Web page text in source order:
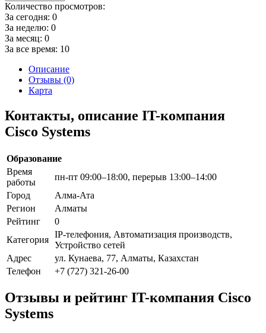
Количество просмотров:
За сегодня: 0
За неделю: 0
За месяц: 0
За все время: 10
Описание
Отзывы (0)
Карта
Контакты, описание IT-компания
Cisco Systems
Образование
Время
работы
пн-пт 09:00–18:00, перерыв 13:00–14:00
Город
Алма-Ата
Регион
Алматы
Рейтинг
0
Категория
IP-телефония, Автоматизация производств,
Устройство сетей
Адрес
ул. Кунаева, 77, Алматы, Казахстан
Телефон
+7 (727) 321-26-00
Отзывы и рейтинг IT-компания Cisco
Systems